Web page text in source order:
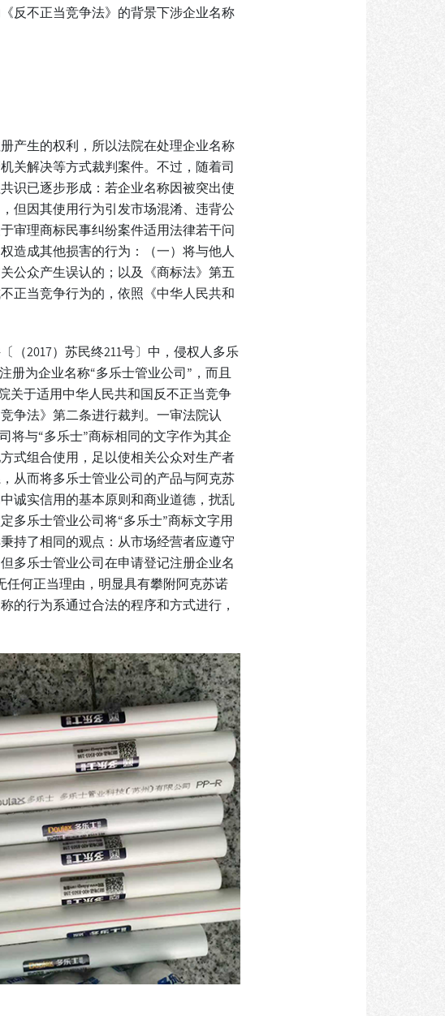
反不正当竞争法》的背景下涉企业名称
产生的权利，所以法院在处理企业名称
关解决等方式裁判案件。不过，随着司
识已逐步形成：若企业名称因被突出使
但因其使用行为引发市场混淆、违背公
审理商标民事纠纷案件适用法律若干问
造成其他损害的行为：（一）将与他人
公众产生误认的；以及《商标法》第五
正当竞争行为的，依照《中华人民共和
（2017）苏民终211号〕中，侵权人多乐
册为企业名称“多乐士管业公司”，而且
关于适用中华人民共和国反不正当竞争
争法》第二条进行裁判。一审法院认
将与“多乐士”商标相同的文字作为其企
式组合使用，足以使相关公众对生产者
从而将多乐士管业公司的产品与阿克苏
诚实信用的基本原则和商业道德，扰乱
多乐士管业公司将“多乐士”商标文字用
持了相同的观点：从市场经营者应遵守
多乐士管业公司在申请登记注册企业名
何正当理由，明显具有攀附阿克苏诺
的行为系通过合法的程序和方式进行，